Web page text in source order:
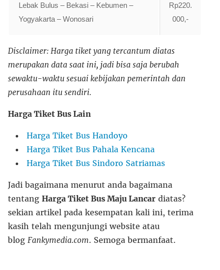
Lebak Bulus – Bekasi – Kebumen –
Yogyakarta – Wonosari
Rp220.
000,-
Disclaimer: Harga tiket yang tercantum diatas
merupakan data saat ini, jadi bisa saja berubah
sewaktu-waktu sesuai kebijakan pemerintah dan
perusahaan itu sendiri.
Harga Tiket Bus Lain
Harga Tiket Bus Handoyo
Harga Tiket Bus Pahala Kencana
Harga Tiket Bus Sindoro Satriamas
Jadi bagaimana menurut anda bagaimana
tentang Harga Tiket Bus Maju Lancar diatas?
sekian artikel pada kesempatan kali ini, terima
kasih telah mengunjungi website atau
blog Fankymedia.com. Semoga bermanfaat.